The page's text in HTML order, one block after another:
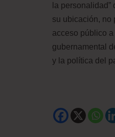
la
su ubicación, no
acceso público
gubernamental
y la política del